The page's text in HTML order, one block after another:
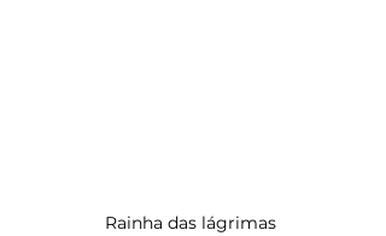
Rainha das lágrimas